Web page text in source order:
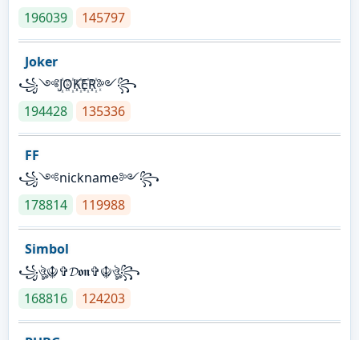
196039
145797
Joker
꧁༺J꙰O꙰K꙰E꙰R꙰༻꧂
194428
135336
FF
꧁༺nickname༻꧂
178814
119988
Simbol
꧁ঔৣ☬✞𝓓𝖔𝖓✞☬ঔৣ꧂
168816
124203